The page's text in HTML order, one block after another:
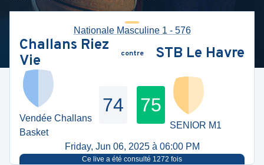
Nationale Masculine 1 - 576
Challans Riez
Vie
contre STB Le Havre
Vendée Challans
Basket
74 75
SENIOR M1
Friday, Jun 06, 2025 à 06:00 PM
Ce live a été consulté 1272 fois